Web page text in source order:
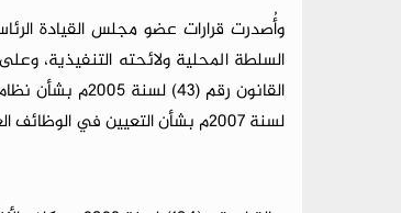
لسنة 2007م بشأن التعيين في الوظائف العامة، ولما تقتضيه المصلحة العامة :